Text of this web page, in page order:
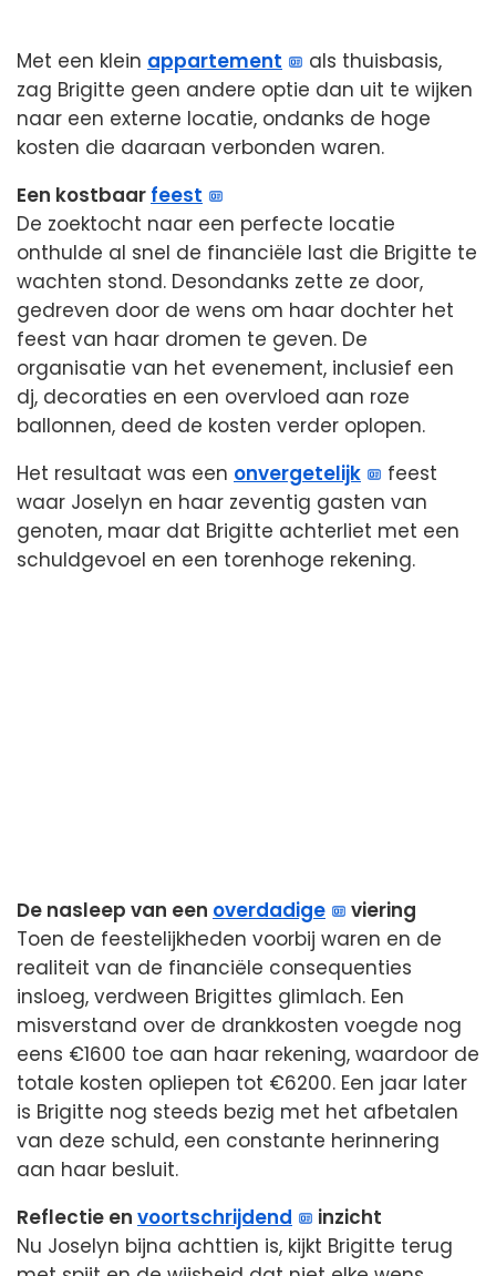
Met een klein appartement
als thuisbasis,
zag Brigitte geen andere optie dan uit te wijken
naar een externe locatie, ondanks de hoge
kosten die daaraan verbonden waren.
Een kostbaar feest
De zoektocht naar een perfecte locatie
onthulde al snel de financiële last die Brigitte te
wachten stond. Desondanks zette ze door,
gedreven door de wens om haar dochter het
feest van haar dromen te geven. De
organisatie van het evenement, inclusief een
dj, decoraties en een overvloed aan roze
ballonnen, deed de kosten verder oplopen.
Het resultaat was een onvergetelijk
feest
waar Joselyn en haar zeventig gasten van
genoten, maar dat Brigitte achterliet met een
schuldgevoel en een torenhoge rekening.
De nasleep van een overdadige
viering
Toen de feestelijkheden voorbij waren en de
realiteit van de financiële consequenties
insloeg, verdween Brigittes glimlach. Een
misverstand over de drankkosten voegde nog
eens €1600 toe aan haar rekening, waardoor de
totale kosten opliepen tot €6200. Een jaar later
is Brigitte nog steeds bezig met het afbetalen
van deze schuld, een constante herinnering
aan haar besluit.
Reflectie en voortschrijdend
inzicht
Nu Joselyn bijna achttien is, kijkt Brigitte terug